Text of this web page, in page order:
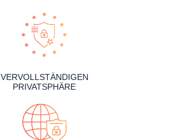
VERVOLLSTÄNDIGEN
PRIVATSPHÄRE